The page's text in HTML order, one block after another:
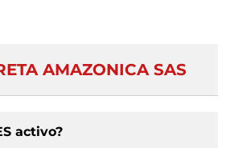
AMAZONICA SAS
activo?